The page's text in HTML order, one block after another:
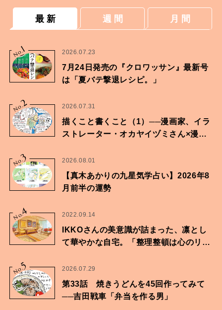
最 新 週 間 月 間
No.
1 2026.07.23
7月24日発売の『クロワッサン』最新号
は「夏バテ撃退レシピ。」
No.2 2026.07.31
描くこと書くこと（1）──漫画家、イラ
ストレーター・オカヤイヅミさん×漫画
No.3 2026.08.01
【真木あかりの九星気学占い】2026年8
月前半の運勢
No.
4 2022.09.14
IKKOさんの美意識が詰まった、凛とし
て華やかな自宅。「整理整頓は心のリズ
No.5 2026.07.29
第33話 焼きうどんを45回作ってみて
──吉田戦車「弁当を作る男」